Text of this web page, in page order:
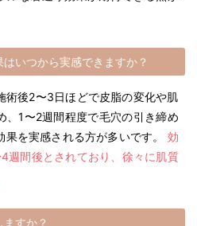
いつから実感できますか？
術後2〜3日ほどで皮脂の変化や肌
、1〜2週間程度で毛穴の引き締め
を実感される方が多いです。 効
週間後とされており、徐々に肌質
すか？